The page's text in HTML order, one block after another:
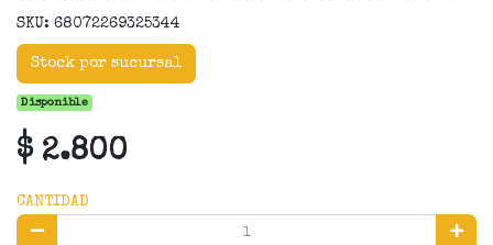
SKU: 68072269325344
Stock por sucursal
Disponible
$ 2.800
CANTIDAD